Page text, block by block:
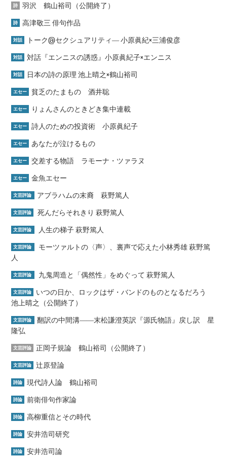
詩 羽沢 鶴山裕司（公開終了）
詩 高津敬三 俳句作品
対話 トーク@セクシュアリティ― 小原眞紀×三浦俊彦
対話 対話『エンニスの誘惑』小原眞紀子×エンニス
対話 日本の詩の原理 池上晴之×鶴山裕司
エセー 貧乏のたまもの 酒井聡
エセー りょんさんのときどき集中連載
エセー 詩人のための投資術 小原眞紀子
エセー あなたが泣けるもの
エセー 交差する物語 ラモーナ・ツァラヌ
エセー 金魚エセー
文芸評論 アブラハムの末裔 萩野篤人
文芸評論 死んだらそれきり 萩野篤人
文芸評論 人生の梯子 萩野篤人
文芸評論
モーツァルトの〈声〉、裏声で応えた小林秀雄 萩野篤
人
文芸評論 九鬼周造と「偶然性」をめぐって 萩野篤人
文芸評論
いつの日か、ロックはザ・バンドのものとなるだろう
池上晴之（公開終了）
文芸評論
翻訳の中間溝――末松謙澄英訳『源氏物語』戻し訳 星
隆弘
文芸評論 正岡子規論 鶴山裕司（公開終了）
文芸評論 辻原登論
詩論 現代詩人論 鶴山裕司
詩論 前衛俳句作家論
詩論 高柳重信とその時代
詩論 安井浩司研究
詩論 安井浩司論